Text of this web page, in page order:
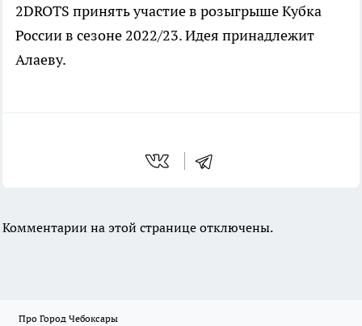
2DROTS принять участие в розыгрыше Кубка
России в сезоне 2022/23. Идея принадлежит
Алаеву.
Комментарии на этой странице отключены.
Про Город Чебоксары